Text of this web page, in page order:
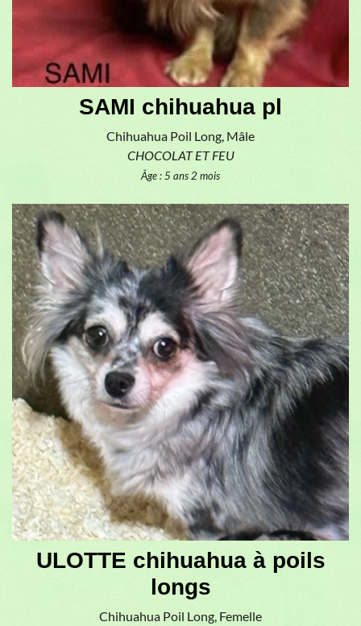
SAMI chihuahua pl
Chihuahua Poil Long, Mâle
CHOCOLAT ET FEU
Âge : 5 ans 2 mois
ULOTTE chihuahua à poils
longs
Chihuahua Poil Long, Femelle